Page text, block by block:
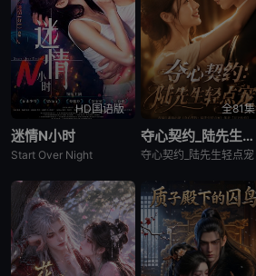
HD国语版
迷情N小时
Start Over Night
全81集
夺心契约_陆先生轻点宠
夺心契约_陆先生轻点宠